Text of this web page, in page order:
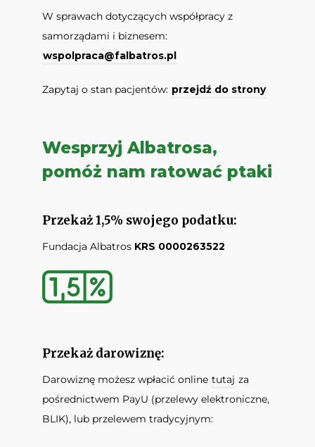
W sprawach dotyczących współpracy z
samorządami i biznesem:
wspolpraca@falbatros.pl
Zapytaj o stan pacjentów: przejdź do strony
Wesprzyj Albatrosa,
pomóż nam ratować ptaki
Przekaż 1,5% swojego podatku:
Fundacja Albatros KRS 0000263522
Przekaż darowiznę:
Darowiznę możesz wpłacić online tutaj za
pośrednictwem PayU (przelewy elektroniczne,
BLIK), lub przelewem tradycyjnym: